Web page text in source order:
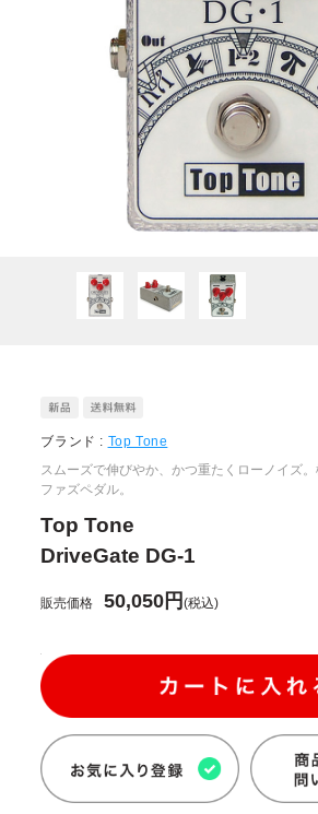
ブランド : Top Tone
スムーズで伸びやか、かつ重たくローノイズ
ファズペダル。
Top Tone
DriveGate DG-1
販売価格 50,050円(税込)